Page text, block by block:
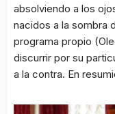
absolviendo a los
nacidos a la sombra
programa propio
discurrir por su
a la contra. En